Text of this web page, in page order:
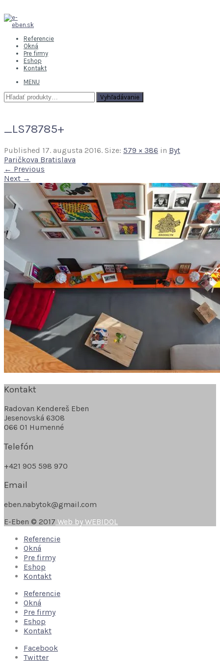
Referencie
Okná
Pre firmy
Eshop
Kontakt
MENU
Hľadať:
Vyhľadávanie
_LS78785+
Published 17. augusta 2016. Size: 579 × 386 in Byt
Paričkova Bratislava
← Previous
Next →
Kontakt
Radovan Kendereš Eben
Jesenovská 6308
066 01 Humenné
Telefón
+421 905 598 970
Email
eben.nabytok@gmail.com
E-Eben © 2017 Web by WEBIDOL
Referencie
Okná
Pre firmy
Eshop
Kontakt
Referencie
Okná
Pre firmy
Eshop
Kontakt
Facebook
Twitter